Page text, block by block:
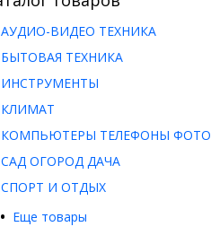
• Еще товары
АУДИО-ВИДЕО ТЕХНИКА
БЫТОВАЯ ТЕХНИКА
ИНСТРУМЕНТЫ
КЛИМАТ
КОМПЬЮТЕРЫ ТЕЛЕФОНЫ ФОТО
САД ОГОРОД ДАЧА
СПОРТ И ОТДЫХ